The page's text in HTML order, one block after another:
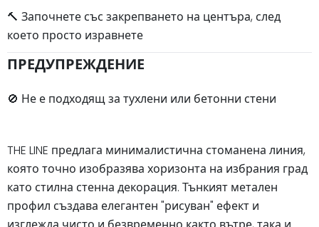
🔨 Започнете със закрепването на центъра, след
което просто изравнете
ПРЕДУПРЕЖДЕНИЕ
🚫 Не е подходящ за тухлени или бетонни стени
THE LINE предлага минималистична стоманена линия,
която точно изобразява хоризонта на избрания град
като стилна стенна декорация. Тънкият метален
профил създава елегантен "рисуван" ефект и